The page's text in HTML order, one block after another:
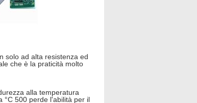
solo ad alta resistenza ed
che è la praticità molto
alla temperatura
°C 500 perde l'abilità per il